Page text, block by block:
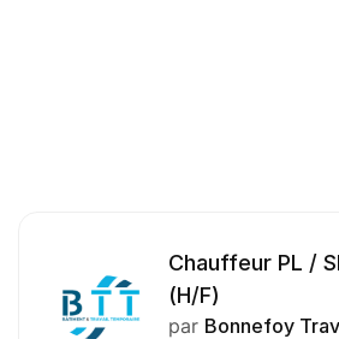
Chauffeur PL /
(H/F)
par Bonnefoy